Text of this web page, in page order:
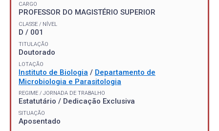
CARGO
PROFESSOR DO MAGISTÉRIO SUPERIOR
CLASSE / NÍVEL
D / 001
TITULAÇÃO
Doutorado
LOTAÇÃO
Instituto de Biologia / Departamento de
Microbiologia e Parasitologia
REGIME / JORNADA DE TRABALHO
Estatutário / Dedicação Exclusiva
SITUAÇÃO
Aposentado